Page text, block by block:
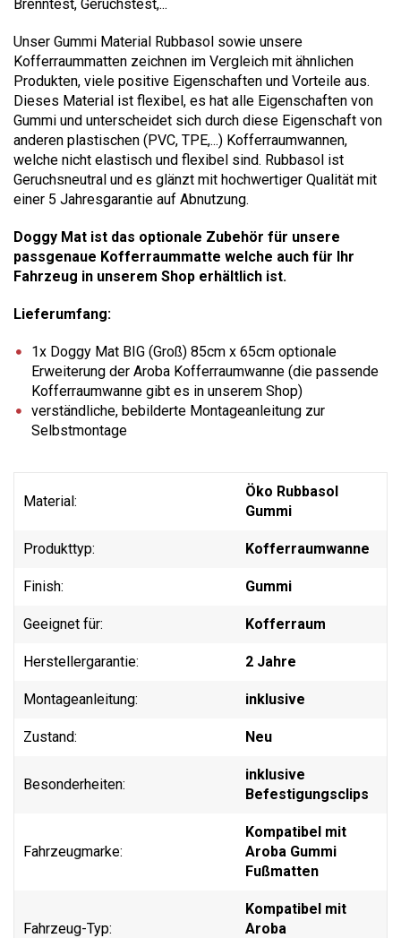
Brenntest, Geruchstest,...
Unser Gummi Material Rubbasol sowie unsere
Kofferraummatten zeichnen im Vergleich mit ähnlichen
Produkten, viele positive Eigenschaften und Vorteile aus.
Dieses Material ist flexibel, es hat alle Eigenschaften von
Gummi und unterscheidet sich durch diese Eigenschaft von
anderen plastischen (PVC, TPE,...) Kofferraumwannen,
welche nicht elastisch und flexibel sind. Rubbasol ist
Geruchsneutral und es glänzt mit hochwertiger Qualität mit
einer 5 Jahresgarantie auf Abnutzung.
Doggy Mat ist das optionale Zubehör für unsere
passgenaue Kofferraummatte welche auch für Ihr
Fahrzeug in unserem Shop erhältlich ist.
Lieferumfang:
1x Doggy Mat BIG (Groß) 85cm x 65cm optionale
Erweiterung der Aroba Kofferraumwanne (die passende
Kofferraumwanne gibt es in unserem Shop)
verständliche, bebilderte Montageanleitung zur
Selbstmontage
Material:
Öko Rubbasol
Gummi
Produkttyp: Kofferraumwanne
Finish: Gummi
Geeignet für: Kofferraum
Herstellergarantie: 2 Jahre
Montageanleitung: inklusive
Zustand: Neu
Besonderheiten:
inklusive
Befestigungsclips
Fahrzeugmarke:
Kompatibel mit
Aroba Gummi
Fußmatten
Fahrzeug-Typ:
Kompatibel mit
Aroba